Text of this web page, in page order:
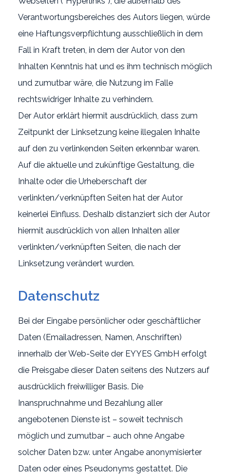
Verantwortungsbereiches des Autors liegen, würde
eine Haftungsverpflichtung ausschließlich in dem
Fall in Kraft treten, in dem der Autor von den
Inhalten Kenntnis hat und es ihm technisch möglich
und zumutbar wäre, die Nutzung im Falle
rechtswidriger Inhalte zu verhindern.
Der Autor erklärt hiermit ausdrücklich, dass zum
Zeitpunkt der Linksetzung keine illegalen Inhalte
auf den zu verlinkenden Seiten erkennbar waren.
Auf die aktuelle und zukünftige Gestaltung, die
Inhalte oder die Urheberschaft der
verlinkten/verknüpften Seiten hat der Autor
keinerlei Einfluss. Deshalb distanziert sich der Autor
hiermit ausdrücklich von allen Inhalten aller
verlinkten/verknüpften Seiten, die nach der
Linksetzung verändert wurden.
Datenschutz
Bei der Eingabe persönlicher oder geschäftlicher
Daten (Emailadressen, Namen, Anschriften)
innerhalb der Web-Seite der EYYES GmbH erfolgt
die Preisgabe dieser Daten seitens des Nutzers auf
ausdrücklich freiwilliger Basis. Die
Inanspruchnahme und Bezahlung aller
angebotenen Dienste ist – soweit technisch
möglich und zumutbar – auch ohne Angabe
solcher Daten bzw. unter Angabe anonymisierter
Daten oder eines Pseudonyms gestattet. Die